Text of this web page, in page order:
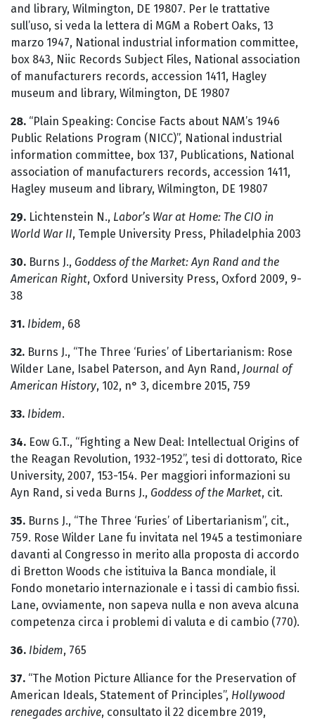
and library, Wilmington, DE 19807. Per le trattative
sull’uso, si veda la lettera di MGM a Robert Oaks, 13
marzo 1947, National industrial information committee,
box 843, Niic Records Subject Files, National association
of manufacturers records, accession 1411, Hagley
museum and library, Wilmington, DE 19807
28. “Plain Speaking: Concise Facts about NAM’s 1946
Public Relations Program (NICC)”, National industrial
information committee, box 137, Publications, National
association of manufacturers records, accession 1411,
Hagley museum and library, Wilmington, DE 19807
29. Lichtenstein N., Labor’s War at Home: The CIO in
World War II, Temple University Press, Philadelphia 2003
30. Burns J., Goddess of the Market: Ayn Rand and the
American Right, Oxford University Press, Oxford 2009, 9-
38
31. Ibidem, 68
32. Burns J., “The Three ‘Furies’ of Libertarianism: Rose
Wilder Lane, Isabel Paterson, and Ayn Rand, Journal of
American History, 102, n° 3, dicembre 2015, 759
33. Ibidem.
34. Eow G.T., “Fighting a New Deal: Intellectual Origins of
the Reagan Revolution, 1932-1952”, tesi di dottorato, Rice
University, 2007, 153-154. Per maggiori informazioni su
Ayn Rand, si veda Burns J., Goddess of the Market, cit.
35. Burns J., “The Three ‘Furies’ of Libertarianism”, cit.,
759. Rose Wilder Lane fu invitata nel 1945 a testimoniare
davanti al Congresso in merito alla proposta di accordo
di Bretton Woods che istituiva la Banca mondiale, il
Fondo monetario internazionale e i tassi di cambio fissi.
Lane, ovviamente, non sapeva nulla e non aveva alcuna
competenza circa i problemi di valuta e di cambio (770).
36. Ibidem, 765
37. “The Motion Picture Alliance for the Preservation of
American Ideals, Statement of Principles”, Hollywood
renegades archive, consultato il 22 dicembre 2019,